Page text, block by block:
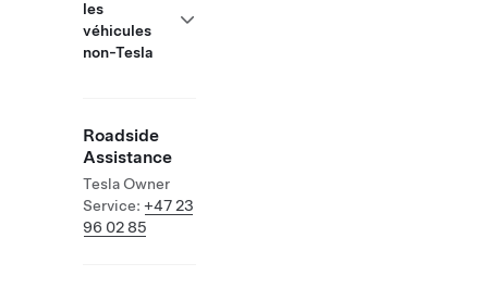
les
véhicules
non-Tesla
Roadside
Assistance
Tesla Owner
Service: +47 23
96 02 85